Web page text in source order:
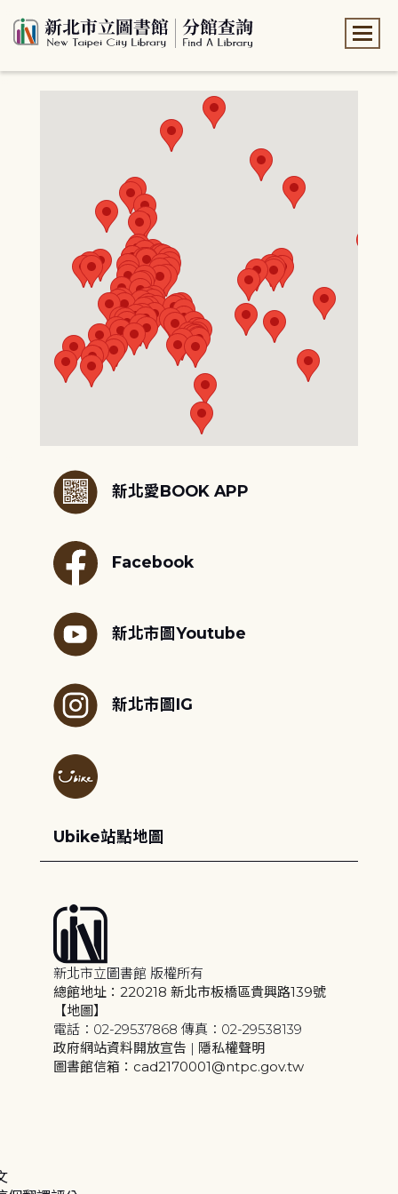
新北愛BOOK APP
Facebook
新北市圖Youtube
新北市圖IG
Ubike站點地圖
新北市立圖書館 版權所有
總館地址：220218 新北市板橋區貴興路139號
【地圖】
電話：02-29537868 傳真：02-29538139
政府網站資料開放宣告 | 隱私權聲明
圖書館信箱：cad2170001@ntpc.gov.tw